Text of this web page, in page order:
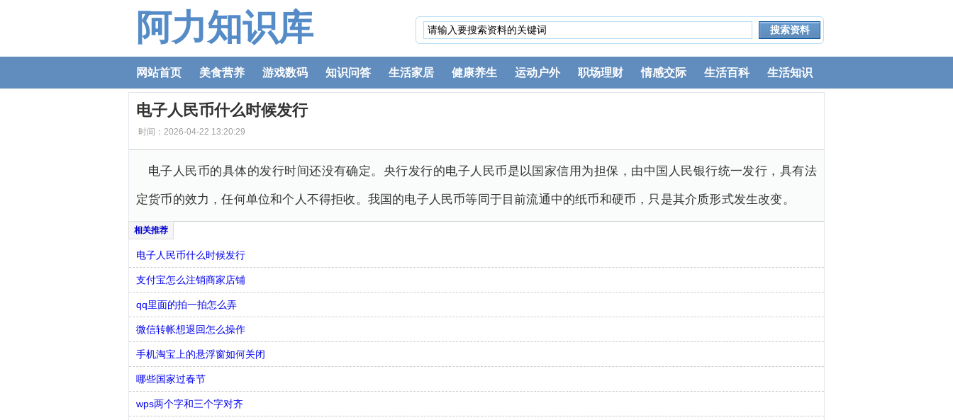
阿力知识库
网站首页 美食营养 游戏数码 知识问答 生活家居 健康养生 运动户外 职场理财 情感交际 生活百科 生活知识
电子人民币什么时候发行
时间：2026-04-22 13:20:29
电子人民币的具体的发行时间还没有确定。央行发行的电子人民币是以国家信用为担保，由中国人民银行统一发行，具有法
定货币的效力，任何单位和个人不得拒收。我国的电子人民币等同于目前流通中的纸币和硬币，只是其介质形式发生改变。
电子人民币什么时候发行
支付宝怎么注销商家店铺
qq里面的拍一拍怎么弄
微信转帐想退回怎么操作
手机淘宝上的悬浮窗如何关闭
哪些国家过春节
wps两个字和三个字对齐